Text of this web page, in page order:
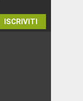
ISCRIVITI